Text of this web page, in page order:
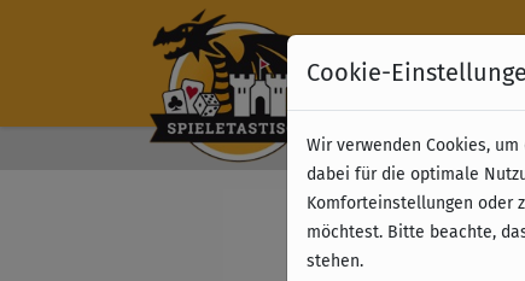
Kostenloser
Cookie-
Wir verwenden Cookies,
dabei für die optimale
Komforteinstellungen oder
möchtest. Bitte beachte,
stehen.